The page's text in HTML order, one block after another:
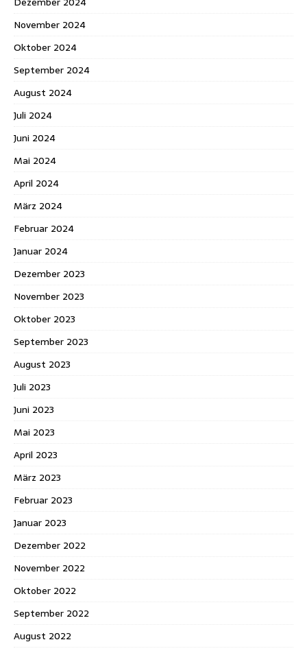
November 2024
Oktober 2024
September 2024
August 2024
Juli 2024
Juni 2024
Mai 2024
April 2024
März 2024
Februar 2024
Januar 2024
Dezember 2023
November 2023
Oktober 2023
September 2023
August 2023
Juli 2023
Juni 2023
Mai 2023
April 2023
März 2023
Februar 2023
Januar 2023
Dezember 2022
November 2022
Oktober 2022
September 2022
August 2022